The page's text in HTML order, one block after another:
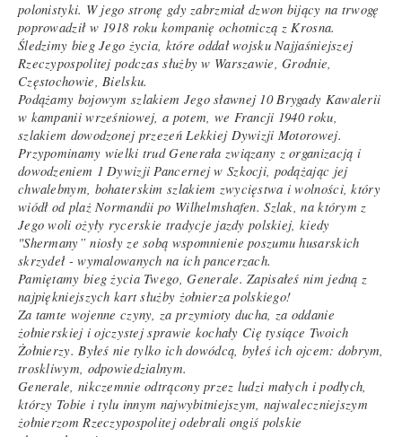
polonistyki. W jego stronę gdy zabrzmiał dzwon bijący na trwogę
poprowadził w 1918 roku kompanię ochotniczą z Krosna.
Śledzimy bieg Jego życia, które oddał wojsku Najjaśniejszej
Rzeczypospolitej podczas służby w Warszawie, Grodnie,
Częstochowie, Bielsku.
Podążamy bojowym szlakiem Jego sławnej 10 Brygady Kawalerii
w kampanii wrześniowej, a potem, we Francji 1940 roku,
szlakiem dowodzonej przezeń Lekkiej Dywizji Motorowej.
Przypominamy wielki trud Generała związany z organizacją i
dowodzeniem 1 Dywizji Pancernej w Szkocji, podążając jej
chwalebnym, bohaterskim szlakiem zwycięstwa i wolności, który
wiódł od plaż Normandii po Wilhelmshafen. Szlak, na którym z
Jego woli ożyły rycerskie tradycje jazdy polskiej, kiedy
"Shermany” niosły ze sobą wspomnienie poszumu husarskich
skrzydeł - wymalowanych na ich pancerzach.
Pamiętamy bieg życia Twego, Generale. Zapisałeś nim jedną z
najpiękniejszych kart służby żołnierza polskiego!
Za tamte wojenne czyny, za przymioty ducha, za oddanie
żołnierskiej i ojczystej sprawie kochały Cię tysiące Twoich
Żołnierzy. Byłeś nie tylko ich dowódcą, byłeś ich ojcem: dobrym,
troskliwym, odpowiedzialnym.
Generale, nikczemnie odtrącony przez ludzi małych i podłych,
którzy Tobie i tylu innym najwybitniejszym, najwaleczniejszym
żołnierzom Rzeczypospolitej odebrali ongiś polskie